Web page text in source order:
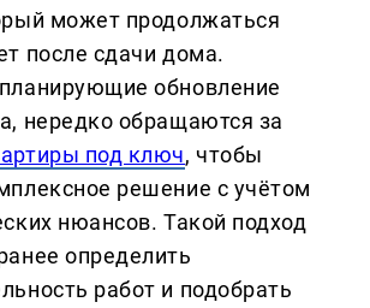
может продолжаться
после сдачи дома.
обновление
нередко обращаются за
под ключ, чтобы
решение с учётом
нюансов. Такой подход
определить
работ и подобрать